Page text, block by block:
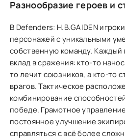
Разнообразие героев и
В Defenders: H.B.GAIDEN
персонажей с уникальными
собственную команду. Каждый
вклад в сражения: кто-то
то лечит союзников, а кто-то
врагов. Тактическое
комбинирование
победе. Грамотное
постоянное улучшение
справляться с всё более